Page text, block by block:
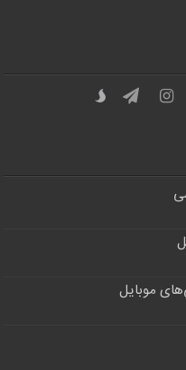
موبایل